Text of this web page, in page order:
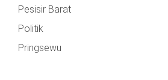
Pesisir Barat
Politik
Pringsewu